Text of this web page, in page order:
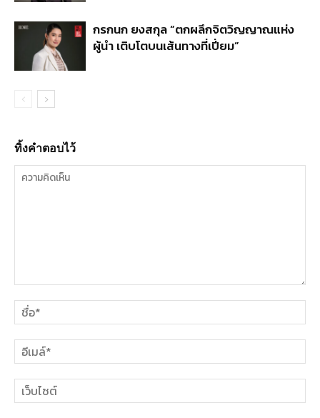
กรกนก ยงสกุล “ตกผลึกจิตวิญญาณแห่ง
ผู้นำ เติบโตบนเส้นทางที่เปี่ยม”
ทิ้งคำตอบไว้